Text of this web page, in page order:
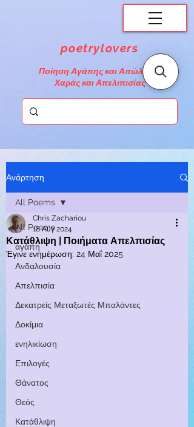
poetrylovers
Ποίηση Αγάπης και Απώλειας,
Χαράς και Απελιπισίας
Ανάρτηση
All Poems
αγάπη
Ανδαλουσία
Απελπισία
Δεκατρείς Μεταξωτές Μπαλάντες
Δοκίμια
ενηλικίωση
Επιλογές
Θάνατος
Θεός
Κατάθλιψη
All Poems
Κατάθλιψη | Ποιήματα Απελπισίας
Chris Zachariou
18 Αυγ 2024
Έγινε ενημέρωση: 24 Μαΐ 2025